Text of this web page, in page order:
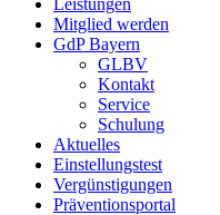
Leistungen
Mitglied werden
GdP Bayern
GLBV
Kontakt
Service
Schulung
Aktuelles
Einstellungstest
Vergünstigungen
Präventionsportal